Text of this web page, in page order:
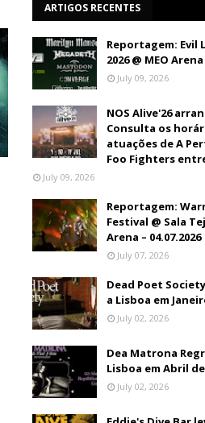
ARTIGOS RECENTES
Reportagem: Evil
2026 @ MEO
July 09, 2026
NOS Alive'26
Consulta os
atuações de A
Foo Fighters
July 09, 2026
Reportagem:
Festival @ Sala
Arena – 04.07.2026
July 07, 2026
Dead Poet
a Lisboa em
July 02, 2026
Dea Matrona
Lisboa em Abril de
July 02, 2026